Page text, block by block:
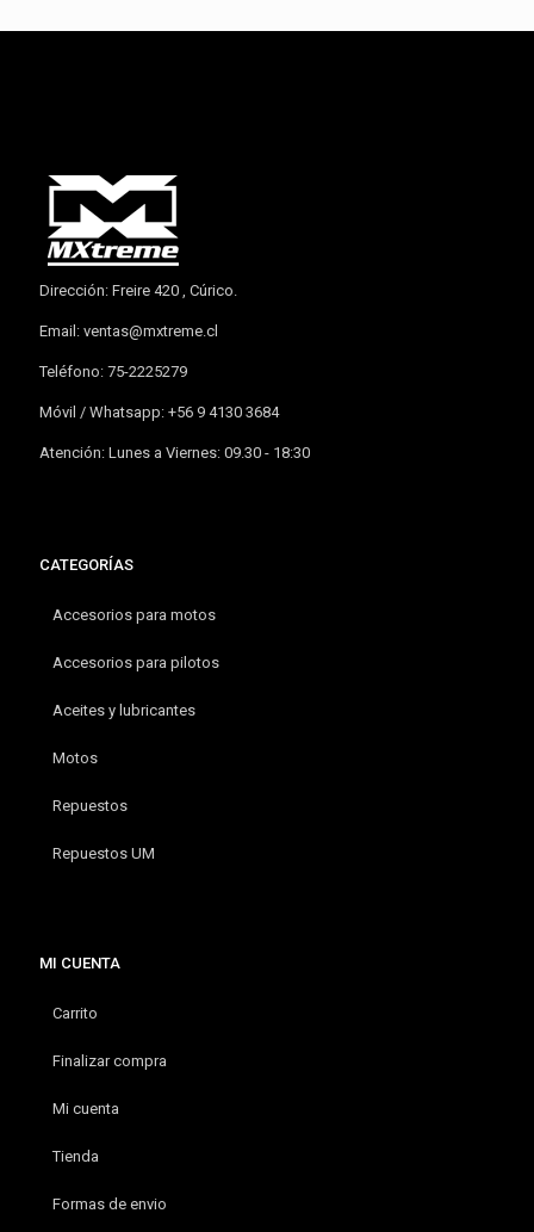
Dirección: Freire 420 , Cúrico.
Email: ventas@mxtreme.cl
Teléfono: 75-2225279
Móvil / Whatsapp: +56 9 4130 3684
Atención: Lunes a Viernes: 09.30 - 18:30
CATEGORÍAS
Accesorios para motos
Accesorios para pilotos
Aceites y lubricantes
Motos
Repuestos
Repuestos UM
MI CUENTA
Carrito
Finalizar compra
Mi cuenta
Tienda
Formas de envio